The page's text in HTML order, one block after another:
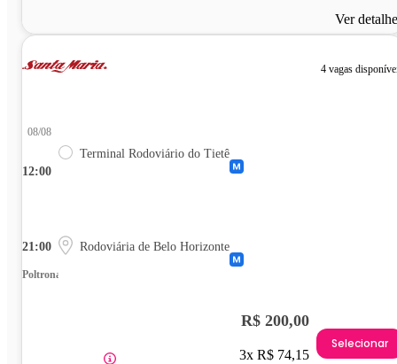
Ver
4 vagas
12:00
08/08
Terminal Rodoviário do Tietê
21:00 Rodoviária de Belo Horizonte
Poltrona
R$ 200,00
3x R$ 74,15
Selecionar